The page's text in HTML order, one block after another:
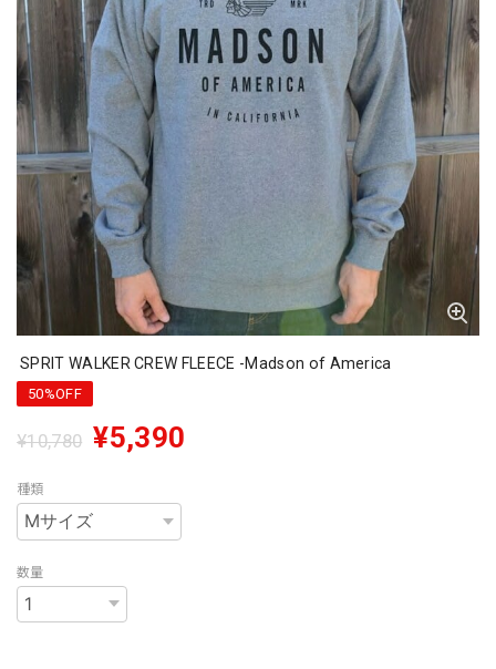
SPRIT WALKER CREW FLEECE -Madson of America
50%OFF
¥10,780 ¥5,390
種類
数量